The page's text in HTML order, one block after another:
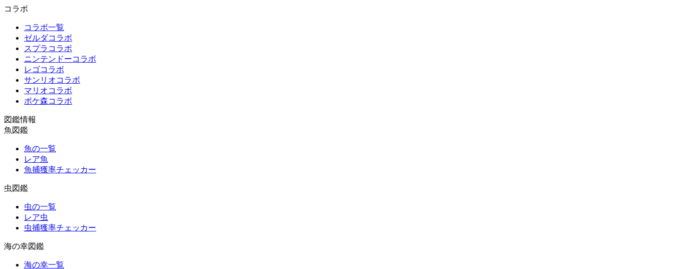
コラボ
コラボ一覧
ゼルダコラボ
スプラコラボ
ニンテンドーコラボ
レゴコラボ
サンリオコラボ
マリオコラボ
ポケ森コラボ
図鑑情報
魚図鑑
魚の一覧
レア魚
魚捕獲率チェッカー
虫図鑑
虫の一覧
レア虫
虫捕獲率チェッカー
海の幸図鑑
海の幸一覧